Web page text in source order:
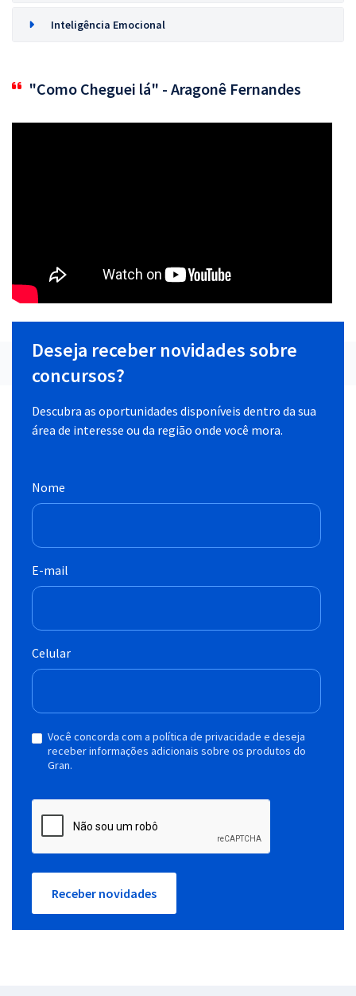
Inteligência Emocional
"Como Cheguei lá" - Aragonê Fernandes
Deseja receber novidades sobre
concursos?
Descubra as oportunidades disponíveis dentro da sua
área de interesse ou da região onde você mora.
Nome
E-mail
Celular
Você concorda com a política de privacidade e deseja
receber informações adicionais sobre os produtos do
Gran.
Receber novidades